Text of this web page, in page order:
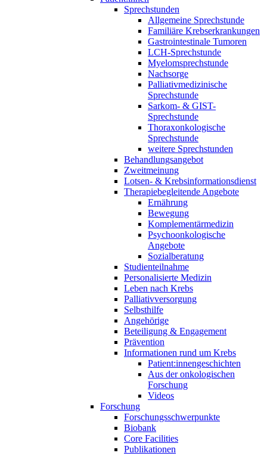
Sprechstunden
Allgemeine Sprechstunde
Familiäre Krebserkrankungen
Gastrointestinale Tumoren
LCH-Sprechstunde
Myelomsprechstunde
Nachsorge
Palliativmedizinische
Sprechstunde
Sarkom- & GIST-
Sprechstunde
Thoraxonkologische
Sprechstunde
weitere Sprechstunden
Behandlungsangebot
Zweitmeinung
Lotsen- & Krebsinformationsdienst
Therapiebegleitende Angebote
Ernährung
Bewegung
Komplementärmedizin
Psychoonkologische
Angebote
Sozialberatung
Studienteilnahme
Personalisierte Medizin
Leben nach Krebs
Palliativversorgung
Selbsthilfe
Angehörige
Beteiligung & Engagement
Prävention
Informationen rund um Krebs
Patient:innengeschichten
Aus der onkologischen
Forschung
Videos
Forschung
Forschungsschwerpunkte
Biobank
Core Facilities
Publikationen